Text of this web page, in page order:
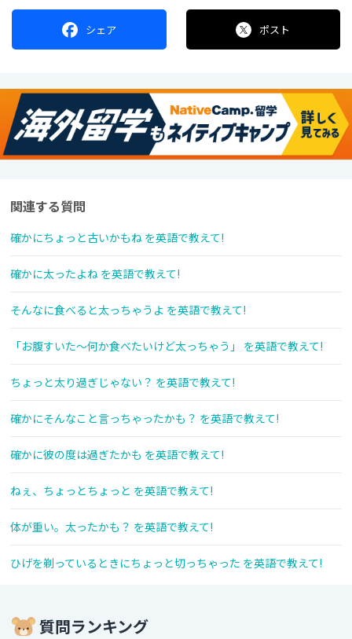
シェア ポスト
関連する質問
確かにちょっと古いかもね を英語で教えて!
確かに太ったよね を英語で教えて!
そんなに食べると太っちゃうよ を英語で教えて!
「お腹すいた～何か食べたいけど太っちゃう」 を英語で教えて!
ちょっと太り過ぎじゃない？ を英語で教えて!
確かにそんなこと言っちゃったかも？ を英語で教えて!
確かに彼の度は過ぎたかも を英語で教えて!
ねぇ、ちょっとちょっと を英語で教えて!
体が重い。太ったかも？ を英語で教えて!
ひげを剃っているときにちょっと切っちゃった を英語で教えて!
質問ランキング